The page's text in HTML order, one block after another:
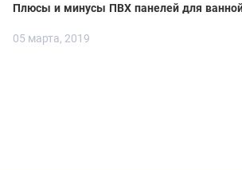
Плюсы и минусы ПВХ панелей для
05 марта, 2019